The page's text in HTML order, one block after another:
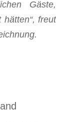
Gäste,
freut